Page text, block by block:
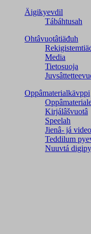
Äigikyevdil
Tábáhtusah
Ohtâvuotâtiäđuh
Media
Tietosuoja
Oppâmaterialkävppi
Kirjálâšvuotâ
Speelah
Jienâ- já
Teddilum
Nuuvtá